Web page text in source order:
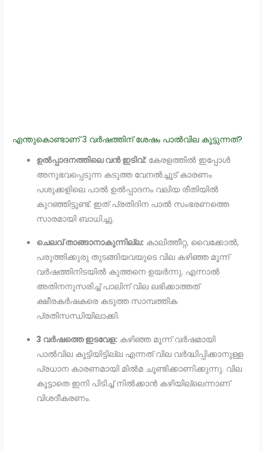
എന്തുകൊണ്ടാണ് 3 വർഷത്തിന് ശേഷം പാൽവില കൂട്ടുന്നത്?
ഉൽപ്പാദനത്തിലെ വൻ ഇടിവ്: കേരളത്തിൽ ഇപ്പോൾ
അനുഭവപ്പെടുന്ന കടുത്ത വേനൽച്ചൂട് കാരണം
പശുക്കളിലെ പാൽ ഉൽപ്പാദനം വലിയ രീതിയിൽ
കുറഞ്ഞിട്ടുണ്ട്. ഇത് പ്രതിദിന പാൽ സംഭരണത്തെ
സാരമായി ബാധിച്ചു.
ചെലവ് താങ്ങാനാകുന്നില്ല: കാലിത്തീറ്റ, വൈക്കോൽ,
പരുത്തിക്കുരു തുടങ്ങിയവയുടെ വില കഴിഞ്ഞ മൂന്ന്
വർഷത്തിനിടയിൽ കുത്തനെ ഉയർന്നു. എന്നാൽ
അതിനനുസരിച്ച് പാലിന് വില ലഭിക്കാത്തത്
ക്ഷീരകർഷകരെ കടുത്ത സാമ്പത്തിക
പ്രതിസന്ധിയിലാക്കി.
3 വർഷത്തെ ഇടവേള: കഴിഞ്ഞ മൂന്ന് വർഷമായി
പാൽവില കൂട്ടിയിട്ടില്ല എന്നത് വില വർദ്ധിപ്പിക്കാനുള്ള
പ്രധാന കാരണമായി മിൽമ ചൂണ്ടിക്കാണിക്കുന്നു. വില
കൂട്ടാതെ ഇനി പിടിച്ച് നിൽക്കാൻ കഴിയില്ലെന്നാണ്
വിശദീകരണം.